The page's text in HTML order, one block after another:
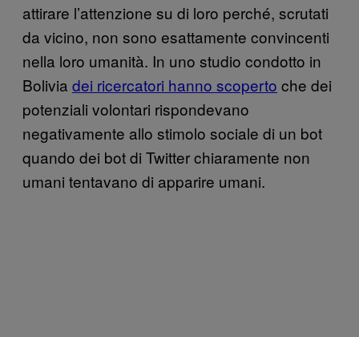
attirare l’attenzione su di loro perché, scrutati
da vicino, non sono esattamente convincenti
nella loro umanità. In uno studio condotto in
Bolivia dei ricercatori hanno scoperto che dei
potenziali volontari rispondevano
negativamente allo stimolo sociale di un bot
quando dei bot di Twitter chiaramente non
umani tentavano di apparire umani.